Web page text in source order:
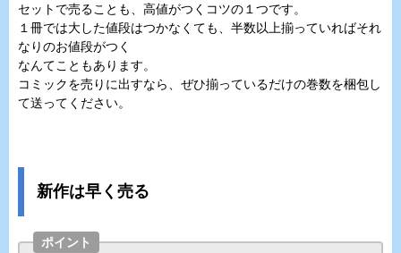
セットで売ることも、高値がつくコツの１つです。
１冊では大した値段はつかなくても、半数以上揃っていればそれ
なりのお値段がつく
なんてこともあります。
コミックを売りに出すなら、ぜひ揃っているだけの巻数を梱包し
て送ってください。
新作は早く売る
ポイント